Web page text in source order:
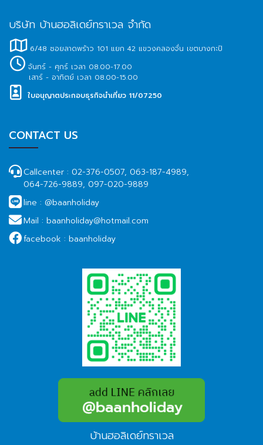
บริษัท บ้านฮอลิเดย์ทราเวล จำกัด
6/48 ซอยลาดพร้าว 101 แยก 42 แขวงคลองจั่น เขตบางกะปิ
จันทร์ - ศุกร์ เวลา 08.00-17.00
เสาร์ - อาทิตย์ เวลา 08.00-15.00
ใบอนุญาตประกอบธุรกิจนำเที่ยว 11/07250
CONTACT US
Callcenter : 02-376-0507, 063-187-4989,
064-726-9889, 097-020-9889
line : @baanholiday
Mail : baanholiday@hotmail.com
facebook : baanholiday
บ้านฮอลิเดย์ทราเวล